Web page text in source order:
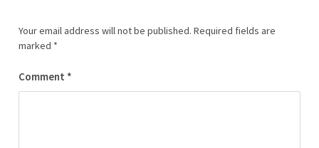
Your email address will not be published. Required fields are
marked *
Comment *